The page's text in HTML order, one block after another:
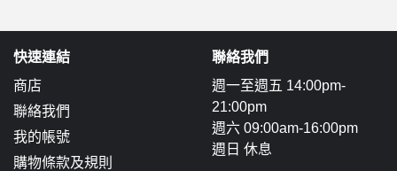
快速連結
商店
聯絡我們
我的帳號
購物條款及規則
聯絡我們
週一至週五 14:00pm-
21:00pm
週六 09:00am-16:00pm
週日 休息